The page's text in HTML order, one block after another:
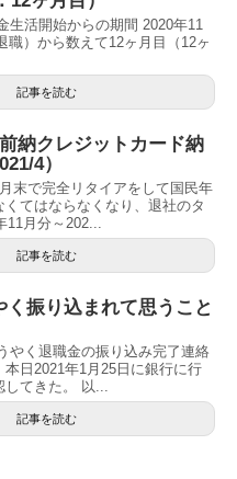
生活開始からの期間 2020年11
職）から数えて12ヶ月目（12ヶ
記事を読む
納クレジットカード納
4）
末で完全リタイアをして国民年
てはならなくなり、退社のタ
11月分～202...
記事を読む
く振り込まれて思うこと
やく退職金の振り込み完了連絡
本日2021年1月25日に銀行に行
してきた。 以...
記事を読む